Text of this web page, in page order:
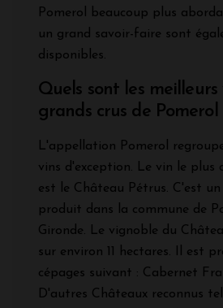
Pomerol beaucoup plus
un grand savoir-faire sont
disponibles.
Quels sont les meilleurs
grands crus de Pomerol
L'appellation Pomerol
vins d'exception. Le vin le plus
est le Château Pétrus. C'est
produit dans la commune de
Gironde. Le vignoble du
sur environ 11 hectares. Il est
cépages suivant : Cabernet
D'autres Châteaux reconnus